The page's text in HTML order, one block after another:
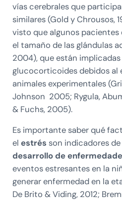
vías cerebrales que
similares (Gold y Chrousos,
visto que algunos
el tamaño de las glándulas
2004), que están
glucocorticoides debidos al
animales experimentales
Johnson 2005; Rygula,
& Fuchs, 2005).
Es importante saber qué
el estrés son indicadores
desarrollo de
eventos estresantes en la
generar enfermedad en la
De Brito & Viding, 2012;